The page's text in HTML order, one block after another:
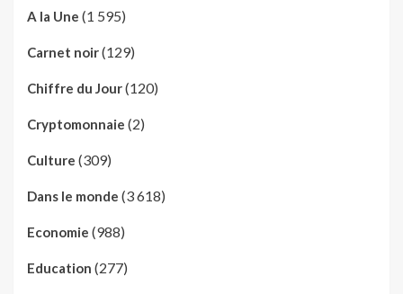
A la Une (1 595)
Carnet noir(129)
Chiffre du Jour(120)
Cryptomonnaie (2)
Culture (309)
Dans le monde (3 618)
Economie (988)
Education (277)